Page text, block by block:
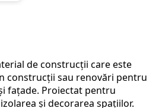
de construcții care este
construcții sau renovări pentru
fațade. Proiectat pentru
și decorarea spațiilor.